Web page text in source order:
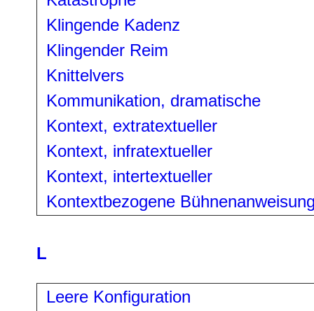
Klingende Kadenz
Klingender Reim
Knittelvers
Kommunikation, dramatische
Kontext, extratextueller
Kontext, infratextueller
Kontext, intertextueller
Kontextbezogene
L
Leere Konfiguration